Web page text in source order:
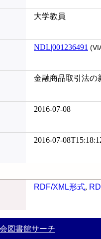
大学教員
NDL|001236491
金融商品取引法の
2016-07-08
2016-07-
RDF/XML形式,
図書館サーチ